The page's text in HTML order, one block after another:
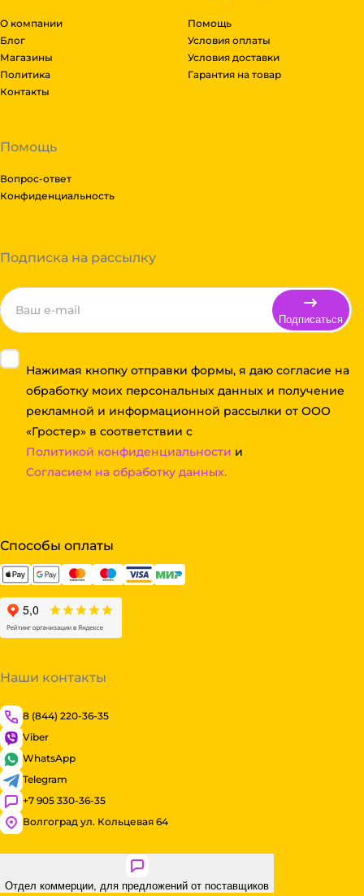
О компании
Блог
Магазины
Политика
Контакты
Помощь
Условия оплаты
Условия доставки
Гарантия на товар
Помощь
Вопрос-ответ
Конфиденциальность
Подписка на рассылку
Подписаться
Нажимая кнопку отправки формы, я даю согласие на
обработку моих персональных данных и получение
рекламной и информационной рассылки от ООО
«Гростер» в соответствии с
Политикой конфиденциальности и
Согласием на обработку данных.
Способы оплаты
Наши контакты
8 (844) 220-36-35
Viber
WhatsApp
Telegram
+7 905 330-36-35
Волгоград ул. Кольцевая 64
Отдел коммерции, для предложений от поставщиков